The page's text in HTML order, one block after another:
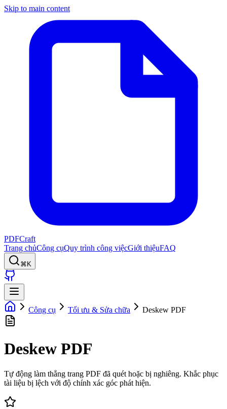
Skip to main content
PDFCraft
Trang chủCông cụQuy trình công việcGiới thiệuFAQ
⌘K
Công cụ Tối ưu & Sửa chữa Deskew PDF
Deskew PDF
Tự động làm thẳng trang PDF đã quét hoặc bị nghiêng. Khắc phục
tài liệu bị lệch với độ chính xác góc phát hiện.